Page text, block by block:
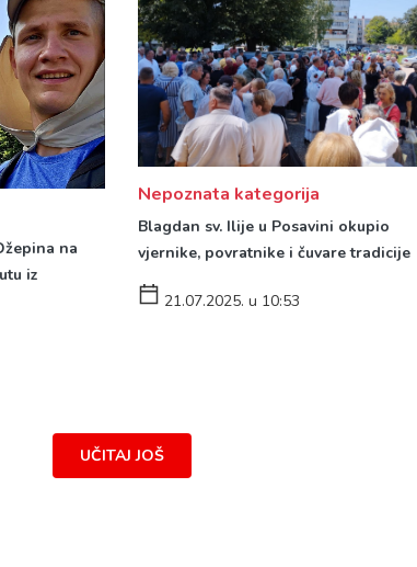
na
iz
Nepoznata kategorija
Blagdan sv. Ilije u Posavini okupio
vjernike, povratnike i čuvare tradicije
21.07.2025. u 10:53
UČITAJ JOŠ